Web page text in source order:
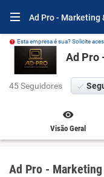
Ad Pro - Marketing
Esta empresa é sua? Solicite
Ad Pro
45 Seguidores
Visão Geral
Ad Pro -